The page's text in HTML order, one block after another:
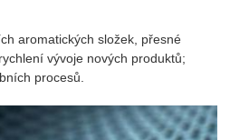
aromatických složek, přesné
vývoje nových produktů;
procesů.